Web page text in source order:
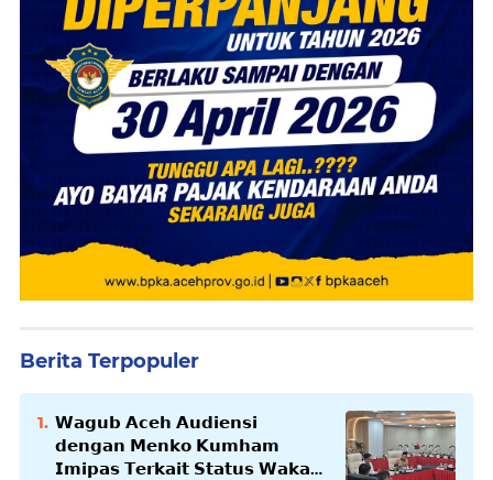
Berita Terpopuler
𝗪𝗮𝗴𝘂𝗯 𝗔𝗰𝗲𝗵 𝗔𝘂𝗱𝗶𝗲𝗻𝘀𝗶
𝗱𝗲𝗻𝗴𝗮𝗻 𝗠𝗲𝗻𝗸𝗼 𝗞𝘂𝗺𝗵𝗮𝗺
𝗜𝗺𝗶𝗽𝗮𝘀 𝗧𝗲𝗿𝗸𝗮𝗶𝘁 𝗦𝘁𝗮𝘁𝘂𝘀 𝗪𝗮𝗸𝗮𝗳